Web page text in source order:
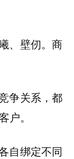
、壁仞。商
争关系，都
户。
自绑定不同